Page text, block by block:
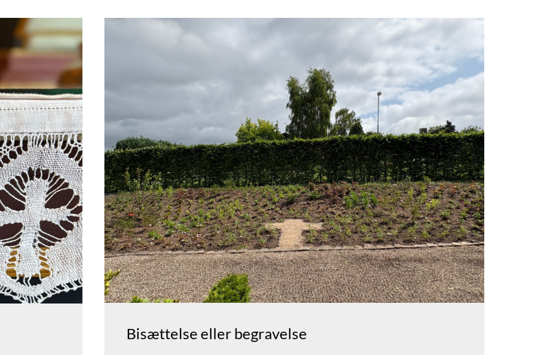
Bisættelse eller begravelse